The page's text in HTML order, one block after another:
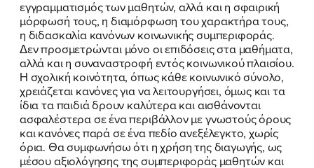
εγγραμματισμός των μαθητών, αλλά και η σφαιρική
μόρφωσή τους, η διαμόρφωση του χαρακτήρα τους,
η διδασκαλία κανόνων κοινωνικής συμπεριφοράς.
Δεν προσμετρώνται μόνο οι επιδόσεις στα μαθήματα,
αλλά και η συναναστροφή εντός κοινωνικού πλαισίου.
Η σχολική κοινότητα, όπως κάθε κοινωνικό σύνολο,
χρειάζεται κανόνες για να λειτουργήσει, όμως και τα
ίδια τα παιδιά δρουν καλύτερα και αισθάνονται
ασφαλέστερα σε ένα περιβάλλον με γνωστούς όρους
και κανόνες παρά σε ένα πεδίο ανεξέλεγκτο, χωρίς
όρια. Θα συμφωνήσω ότι η χρήση της διαγωγής, ως
μέσου αξιολόγησης της συμπεριφοράς μαθητών και